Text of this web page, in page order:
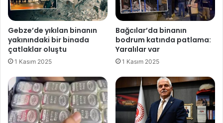
r
e
1
8
0
k
r
b
a
n
p
ı
p
e
d
e
i
b
ı
ç
Gebze’de yıkılan binanın
yakınındaki bir binada
çatlaklar oluştu
1 Kasım 2025
Bağcılar’da binanın
bodrum katında patlama:
Yaralılar var
1 Kasım 2025